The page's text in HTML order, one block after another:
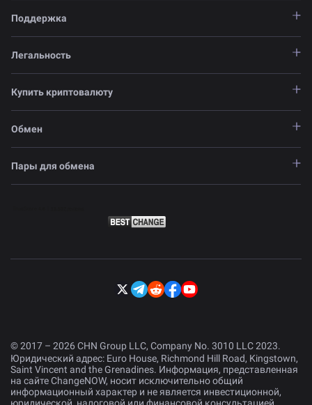
Поддержка
Легальность
Купить криптовалюту
Обмен
Пары для обмена
© 2017 – 2026 CHN Group LLC, Company No. 3010 LLC 2023.
Юридический адрес: Euro House, Richmond Hill Road, Kingstown,
Saint Vincent and the Grenadines. Информация, представленная
на сайте ChangeNOW, носит исключительно общий
информационный характер и не является инвестиционной,